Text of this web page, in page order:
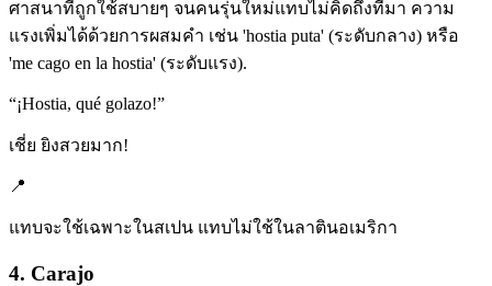
ศาสนาที่ถูกใช้สบายๆ จนคนรุ่นใหม่แทบไม่คิดถึงที่มา ความ
แรงเพิ่มได้ด้วยการผสมคำ เช่น 'hostia puta' (ระดับกลาง) หรือ
'me cago en la hostia' (ระดับแรง).
“¡Hostia, qué golazo!”
เชี่ย ยิงสวยมาก!
📍
แทบจะใช้เฉพาะในสเปน แทบไม่ใช้ในลาตินอเมริกา
4. Carajo